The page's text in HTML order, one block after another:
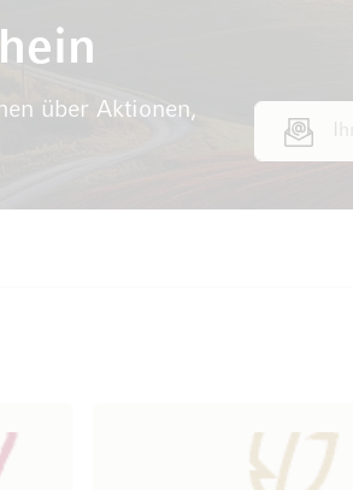
über Aktionen,